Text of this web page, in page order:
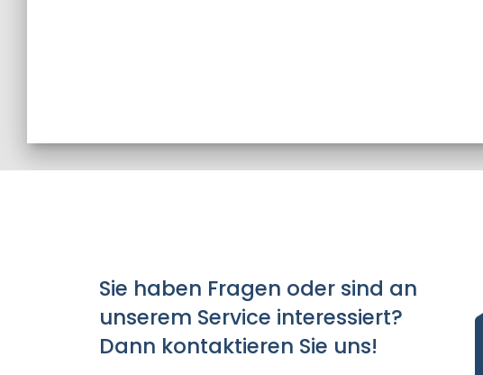
Sie haben Fragen oder sind an
unserem Service interessiert?
Dann kontaktieren Sie uns!